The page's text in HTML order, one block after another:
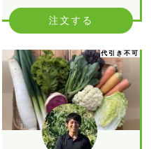
注文する
代引き不可